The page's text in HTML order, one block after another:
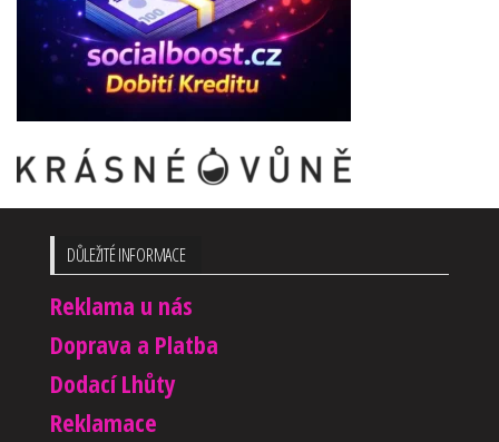
DŮLEŽITÉ INFORMACE
Reklama u nás
Doprava a Platba
Dodací Lhůty
Reklamace